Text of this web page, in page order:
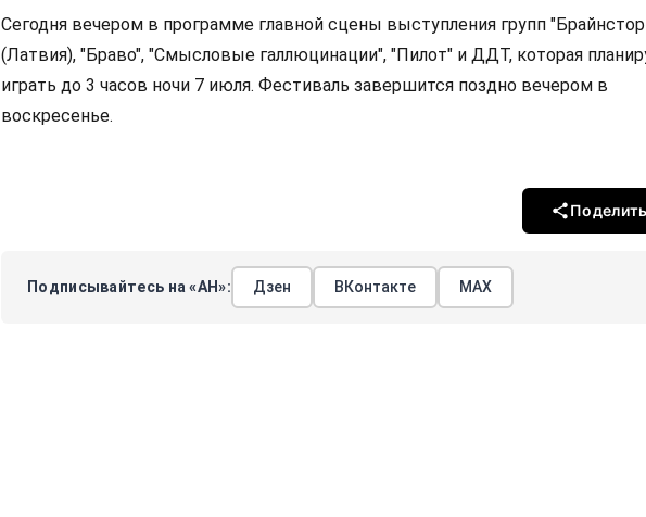
Сегодня вечером в программе главной сцены выступления групп
(Латвия), "Браво", "Смысловые галлюцинации", "Пилот" и ДДТ, которая
играть до 3 часов ночи 7 июля. Фестиваль завершится поздно вечером в
воскресенье.
Подписывайтесь на «АН»: Дзен ВКонтакте МАХ